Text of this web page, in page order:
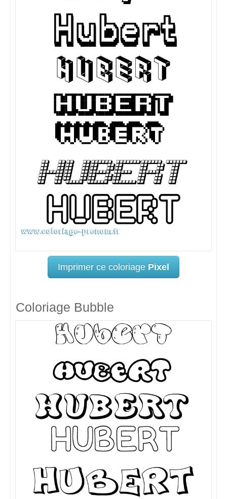
Imprimer ce coloriage Pixel
Coloriage Bubble